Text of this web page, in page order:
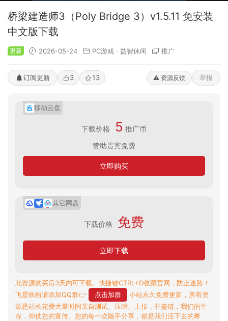
桥梁建造师3（Poly Bridge 3）v1.5.11 免安装
中文版下载
更新 2026-05-24 PC游戏 · 益智休闲 推广
订阅更新 3 13 ⚠️ 资源反馈 举报
移动云盘
下载价格 5 推广币
赞助贵宾免费
立即购买
其它网盘
下载价格 免费
立即下载
此资源购买后3天内可下载。快捷键CTRL+D收藏官网，防止迷路！
飞星铁粉请添加QQ群👉
点击加群
小站永久免费更新，所有资
源是站长花费大量时间亲自测试、压缩、上传，非盗链，我们的生
存，仰仗您的宣传。您的每一次随手分享，都是我们活下去的希